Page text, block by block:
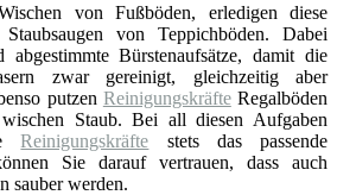
von Fußböden, erledigen diese
von Teppichböden. Dabei
abgestimmte Bürstenaufsätze, damit die
zwar gereinigt, gleichzeitig aber
putzen ReinigungskräfteRegalböden
Staub. Bei all diesen Aufgaben
Reinigungskräfte stets das passende
Sie darauf vertrauen, dass auch
sauber werden.